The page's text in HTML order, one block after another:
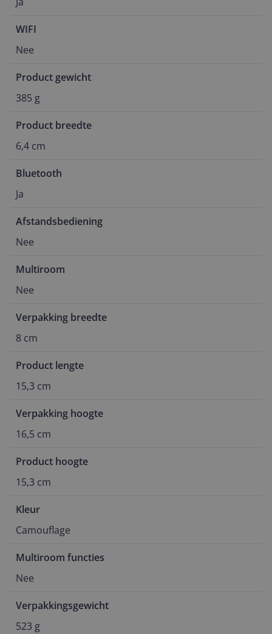
WIFI
Nee
Product gewicht
385 g
Product breedte
6,4 cm
Bluetooth
Ja
Afstandsbediening
Nee
Multiroom
Nee
Verpakking breedte
8 cm
Product lengte
15,3 cm
Verpakking hoogte
16,5 cm
Product hoogte
15,3 cm
Kleur
Camouflage
Multiroom functies
Nee
Verpakkingsgewicht
523 g